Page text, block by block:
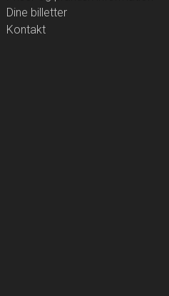
Dine billetter
Kontakt